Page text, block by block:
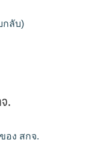
กลับ)
.
อง สกจ.